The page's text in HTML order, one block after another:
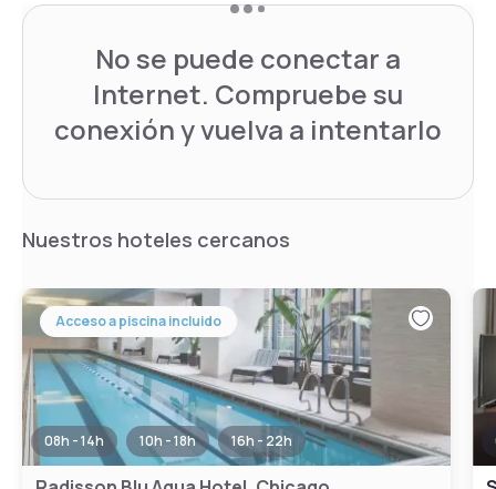
No se puede conectar a
Internet. Compruebe su
conexión y vuelva a intentarlo
Nuestros hoteles cercanos
Acceso a piscina incluido
08h - 14h 10h - 18h 16h - 22h